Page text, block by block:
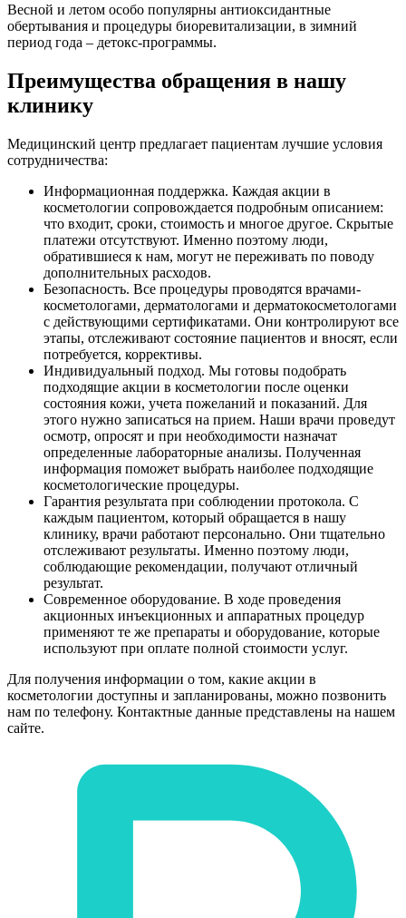
Весной и летом особо популярны антиоксидантные
обертывания и процедуры биоревитализации, в зимний
период года – детокс-программы.
Преимущества обращения в нашу
клинику
Медицинский центр предлагает пациентам лучшие условия
сотрудничества:
Информационная поддержка. Каждая акции в
косметологии сопровождается подробным описанием:
что входит, сроки, стоимость и многое другое. Скрытые
платежи отсутствуют. Именно поэтому люди,
обратившиеся к нам, могут не переживать по поводу
дополнительных расходов.
Безопасность. Все процедуры проводятся врачами-
косметологами, дерматологами и дерматокосметологами
с действующими сертификатами. Они контролируют все
этапы, отслеживают состояние пациентов и вносят, если
потребуется, коррективы.
Индивидуальный подход. Мы готовы подобрать
подходящие акции в косметологии после оценки
состояния кожи, учета пожеланий и показаний. Для
этого нужно записаться на прием. Наши врачи проведут
осмотр, опросят и при необходимости назначат
определенные лабораторные анализы. Полученная
информация поможет выбрать наиболее подходящие
косметологические процедуры.
Гарантия результата при соблюдении протокола. С
каждым пациентом, который обращается в нашу
клинику, врачи работают персонально. Они тщательно
отслеживают результаты. Именно поэтому люди,
соблюдающие рекомендации, получают отличный
результат.
Современное оборудование. В ходе проведения
акционных инъекционных и аппаратных процедур
применяют те же препараты и оборудование, которые
используют при оплате полной стоимости услуг.
Для получения информации о том, какие акции в
косметологии доступны и запланированы, можно позвонить
нам по телефону. Контактные данные представлены на нашем
сайте.